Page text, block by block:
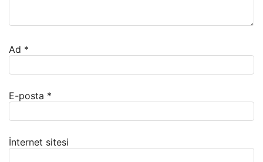
Ad *
E-posta *
İnternet sitesi